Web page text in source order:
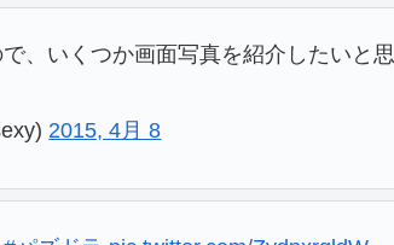
、いくつか画面写真を紹介したいと思
2015, 4月 8